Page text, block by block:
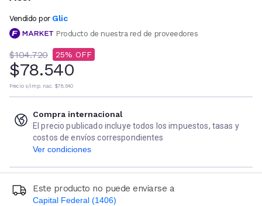
Vendido por Glic
Producto de nuestra red de proveedores
$104.720 25
$78.540
Precio s/imp. nac. $78.540
Compra internacional
El precio publicado incluye todos los impuestos, tasas y
costos de envíos correspondientes
Ver condiciones
Este producto no puede enviarse a
Capital Federal (1406)